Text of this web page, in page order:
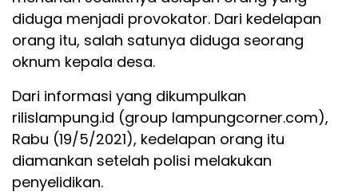
diduga menjadi provokator. Dari kedelapan
orang itu, salah satunya diduga seorang
oknum kepala desa.
Dari informasi yang dikumpulkan
rilislampung.id (group lampungcorner.com),
Rabu (19/5/2021), kedelapan orang itu
diamankan setelah polisi melakukan
penyelidikan.